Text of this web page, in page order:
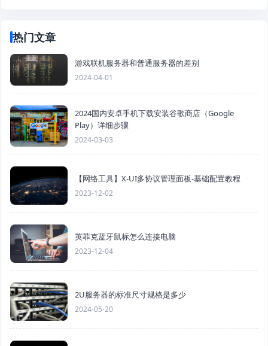
热门文章
游戏联机服务器和普通服务器的差别
2024-04-01
2024国内安卓手机下载安装谷歌商店（Google
Play）详细步骤
2024-03-03
【网络工具】X-UI多协议管理面板-基础配置教程
2023-12-02
英菲克蓝牙鼠标怎么连接电脑
2023-12-04
2U服务器的标准尺寸规格是多少
2024-05-20